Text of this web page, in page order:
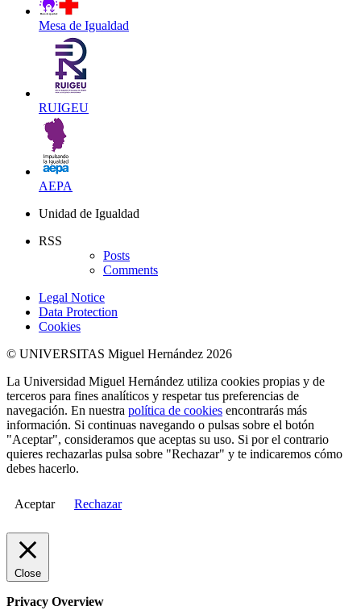
Mesa de Igualdad
RUIGEU
AEPA
Unidad de Igualdad
RSS
Posts
Comments
Legal Notice
Data Protection
Cookies
© UNIVERSITAS Miguel Hernández 2026
La Universidad Miguel Hernández utiliza cookies propias y de
terceros para fines analíticos y respetar tus preferencias de
navegación. En nuestra política de cookies encontrarás más
información. Si continuas navegando o pulsas sobre el botón
"Aceptar", consideramos que aceptas su uso. Si por el contrario
quieres rechazarlas pulsa sobre "Rechazar" y te indicaremos cómo
debes hacerlo.
Aceptar Rechazar
Close
Privacy Overview